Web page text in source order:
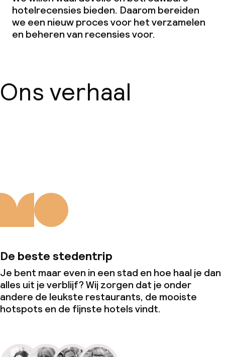
hotelrecensies bieden. Daarom bereiden
we een nieuw proces voor het verzamelen
en beheren van recensies voor.
Ons verhaal
De beste stedentrip
Je bent maar even in een stad en hoe haal je dan
alles uit je verblijf? Wij zorgen dat je onder
andere de leukste restaurants, de mooiste
hotspots en de fijnste hotels vindt.